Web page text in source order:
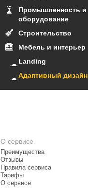
Промышленность и
оборудование
Строительство
Мебель и интерьер
Landing
Адаптивный дизайн
О сервисе
Преимущества
Отзывы
Правила сервиса
Тарифы
О сервисе